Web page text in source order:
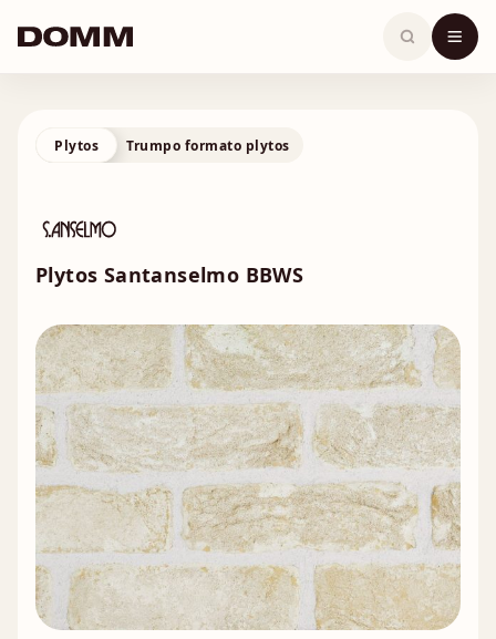
content
Plytos Trumpo formato plytos
Plytos Santanselmo BBWS